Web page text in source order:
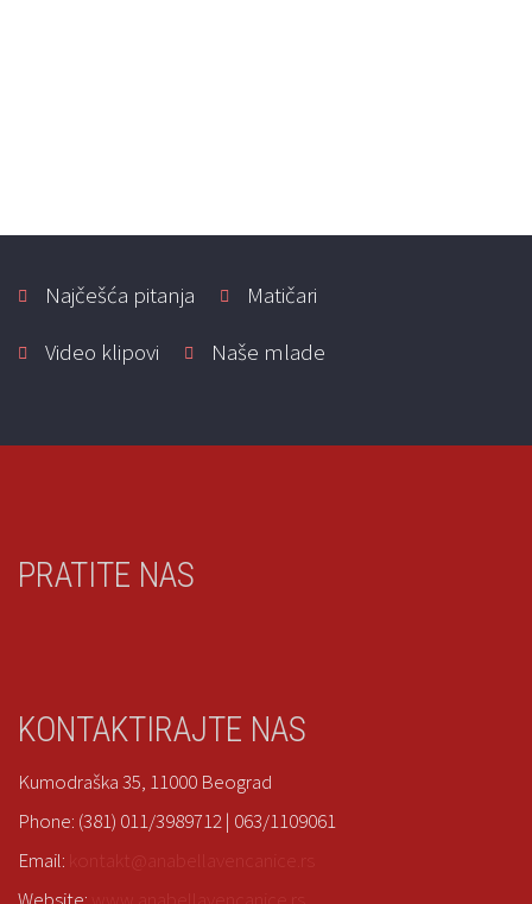
Najčešća pitanja
Matičari
Video klipovi
Naše mlade
PRATITE NAS
KONTAKTIRAJTE NAS
Kumodraška 35, 11000 Beograd
Phone: (381) 011/3989712 | 063/1109061
Email:
Website: